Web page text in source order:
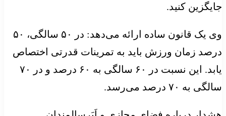
جایگزین کنید.
وی یک قانون ساده ارائه می‌دهد: در ۵۰ سالگی، ۵۰
درصد زمان ورزش باید به تمرینات قدرتی اختصاص
یابد. این نسبت در ۶۰ سالگی به ۶۰ درصد و در ۷۰
سالگی به ۷۰ درصد می‌رسد.